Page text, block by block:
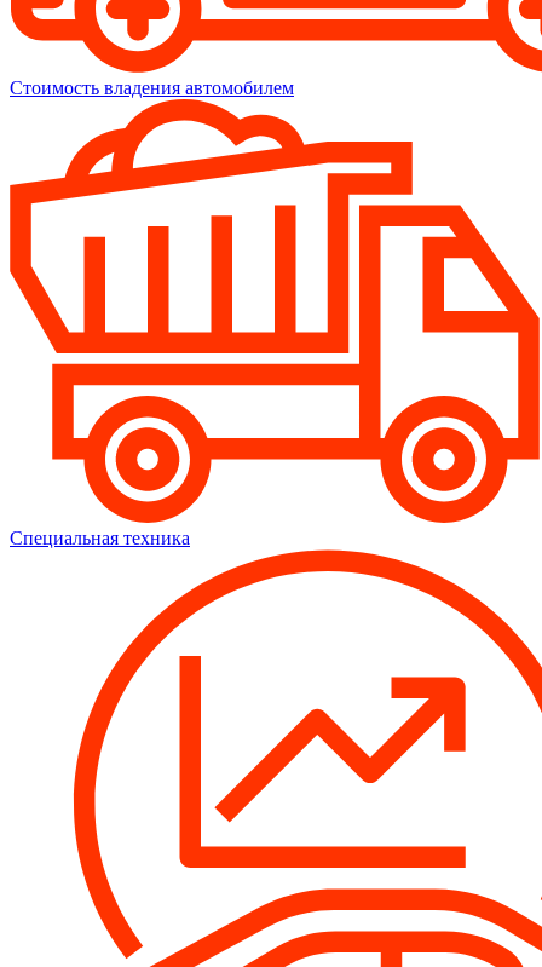
Стоимость владения автомобилем
Специальная техника